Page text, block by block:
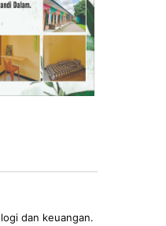
dan keuangan.